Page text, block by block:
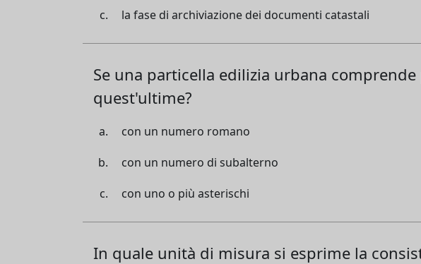
la fase di archiviazione dei documenti catastali
Se una particella edilizia urbana
quest'ultime?
con un numero romano
con un numero di subalterno
con uno o più asterischi
In quale unità di misura si esprime la